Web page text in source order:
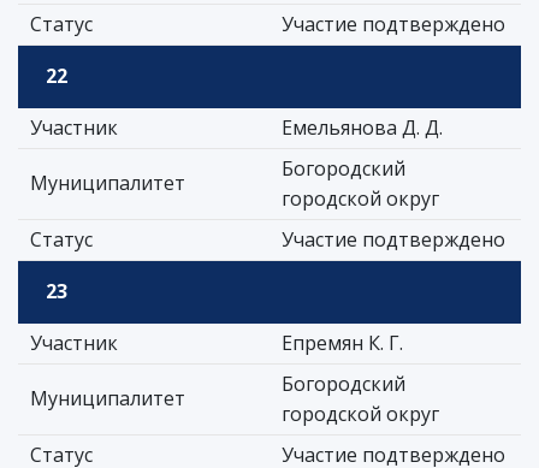
Статус
Участие подтверждено
22
Участник
Емельянова Д. Д.
Муниципалитет
Богородский
городской округ
Статус
Участие подтверждено
23
Участник
Епремян К. Г.
Муниципалитет
Богородский
городской округ
Статус
Участие подтверждено